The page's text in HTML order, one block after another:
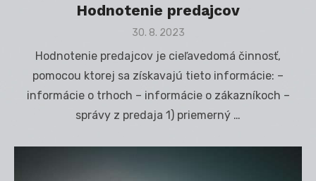
Hodnotenie predajcov
Posted
30. 8. 2023
Hodnotenie predajcov je cieľavedomá činnosť,
pomocou ktorej sa získavajú tieto informácie: –
informácie o trhoch – informácie o zákazníkoch –
správy z predaja 1) priemerný …